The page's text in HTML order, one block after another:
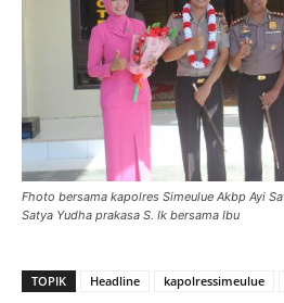
Fhoto bersama kapolres Simeulue Akbp Ayi
Satya Yudha prakasa S. Ik bersama Ibu
TOPIK Headline kapolressimeulue